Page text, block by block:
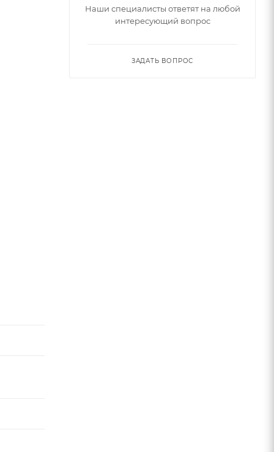
Наши специалисты ответят на любой
интересующий вопрос
ЗАДАТЬ ВОПРОС